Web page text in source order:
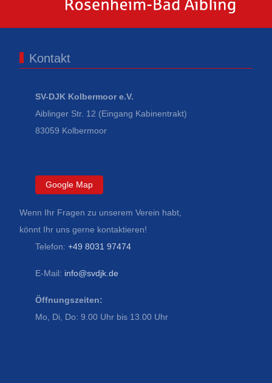
Kontakt
SV-DJK Kolbermoor e.V.
Aiblinger Str. 12 (Eingang Kabinentrakt)
83059 Kolbermoor
Google Map
Wenn Ihr Fragen zu unserem Verein habt,
könnt Ihr uns gerne kontaktieren!
Telefon: +49 8031 97474
E-Mail: info@svdjk.de
Öffnungszeiten:
Mo, Di, Do: 9.00 Uhr bis 13.00 Uhr